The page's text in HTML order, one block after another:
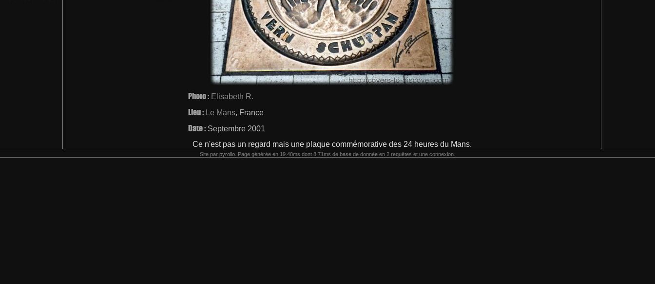
Photo : Elisabeth R.
Lieu : Le Mans, France
Date : Septembre 2001
Ce n'est pas un regard mais une plaque commémorative des 24 heures du Mans.
Site par pyrollo . Page générée en 19.48ms dont 8.71ms de base de donnée en 2 requêtes et une connexion.